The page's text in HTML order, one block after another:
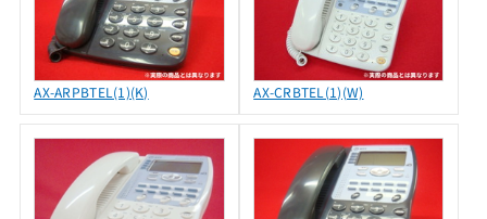
AX-ARPBTEL(1)(K) AX-CRBTEL(1)(W)